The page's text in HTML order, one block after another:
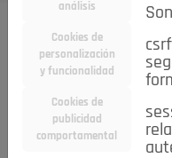
DICIEMBRE 2015
Una
fresca
análisis
Cookies de
personalización
y funcionalidad
Cookies de
publicidad
comportamental